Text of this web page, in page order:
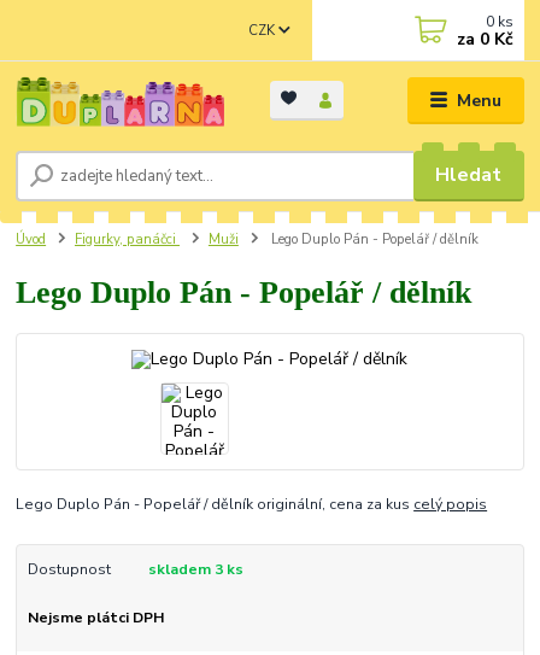
Menu
CZK
Hledat
0 ks
za 0 Kč
Úvod Figurky, panáčci Muži Lego Duplo Pán - Popelář / dělník
Lego Duplo Pán - Popelář / dělník
Lego Duplo Pán - Popelář / dělník originální, cena za kus celý popis
Dostupnost skladem 3 ks
Nejsme plátci DPH